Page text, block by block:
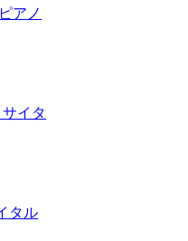
アノ
イタ
タル